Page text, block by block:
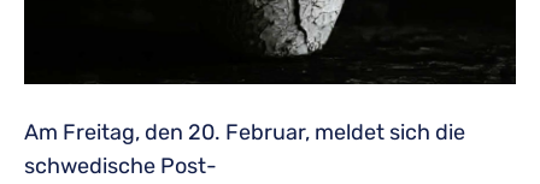
Am Freitag, den 20. Februar, meldet sich die
schwedische Post-